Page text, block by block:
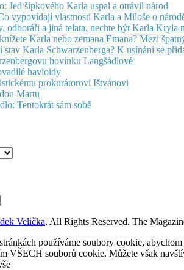
Jed šípkového Karla uspal a otrávil národ
vypovídají vlastnosti Karla a Miloše o
odboráři a jiná telata, nechte být Karla Kryla
Karla nebo zemana Emana? Mezi
stav Karla Schwarzenberga? K usínání se
hovínku Langšádlové
havloidy
prokurátorovi Ištvánovi
Martu
Tentokrát sám sobě
Velička. All Rights Reserved. The
používáme soubory cookie,
VŠECH souborů cookie. Můžete však